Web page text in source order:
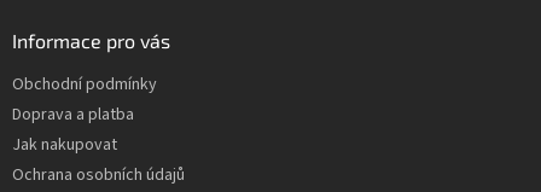
Informace pro vás
Obchodní podmínky
Doprava a platba
Jak nakupovat
Ochrana osobních údajů